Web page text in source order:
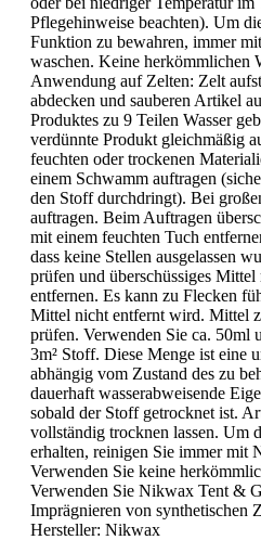
Pflegehinweise beachten). Um
Funktion zu bewahren, immer
waschen. Keine herkömmlichen
Anwendung auf Zelten: Zelt
abdecken und sauberen Artikel
Produktes zu 9 Teilen Wasser
verdünnte Produkt gleichmäßig
feuchten oder trockenen
einem Schwamm auftragen
den Stoff durchdringt). Bei
auftragen. Beim Auftragen
mit einem feuchten Tuch
dass keine Stellen ausgelassen
prüfen und überschüssiges
entfernen. Es kann zu Flecken
Mittel nicht entfernt wird. Mittel
prüfen. Verwenden Sie ca. 50ml
3m² Stoff. Diese Menge ist eine
abhängig vom Zustand des zu
dauerhaft wasserabweisende
sobald der Stoff getrocknet ist.
vollständig trocknen lassen. Um
erhalten, reinigen Sie immer mit
Verwenden Sie keine
Verwenden Sie Nikwax Tent &
Imprägnieren von synthetischen
Hersteller: Nikwax